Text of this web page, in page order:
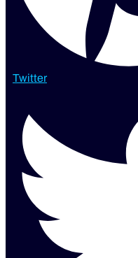
Twitter